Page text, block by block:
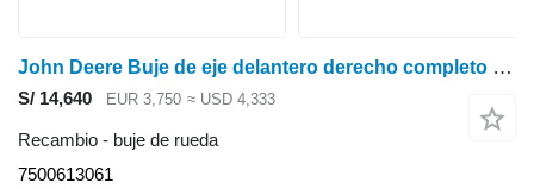
John Deere Buje de eje delantero derecho completo 6135r, 6145r, 6155r 7500613061 buje de rueda para tractor de ruedas
S/ 14,640 EUR 3,750 ≈ USD 4,333
Recambio - buje de rueda
7500613061